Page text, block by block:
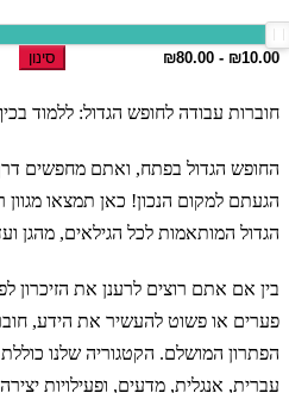
סינון
חוברות עבודה לחופש הגדול: ללמוד
החופש הגדול בפתח, ואתם מחפשים
הגעתם למקום הנכון! כאן תמצאו
הגדול המותאמות לכל הגילאים, מהגן
בין אם אתם רוצים לרענן את הזיכרון
פערים או פשוט להעשיר את הידע,
הפתרון המושלם. הקטגוריה שלנו
עברית, אנגלית, מדעים, ופעילויות